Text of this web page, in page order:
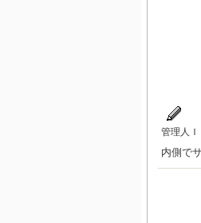
管理人Ｉ
内側で